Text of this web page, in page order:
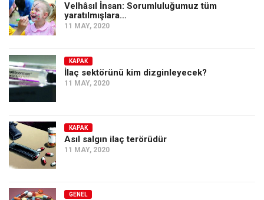
Velhâsıl İnsan: Sorumluluğumuz tüm
yaratılmışlara…
11 MAY, 2020
KAPAK
İlaç sektörünü kim dizginleyecek?
11 MAY, 2020
KAPAK
Asıl salgın ilaç terörüdür
11 MAY, 2020
GENEL